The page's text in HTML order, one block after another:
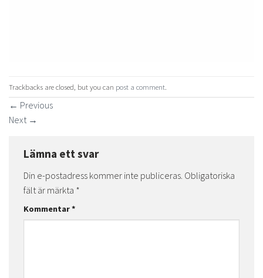
Trackbacks are closed, but you can post a comment
← Previous
Next →
Lämna ett svar
Din e-postadress kommer inte publiceras. Obligatoriska
fält är märkta *
Kommentar*